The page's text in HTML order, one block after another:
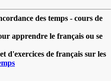
des temps - cours de
apprendre le français ou se
d'exercices de français sur les